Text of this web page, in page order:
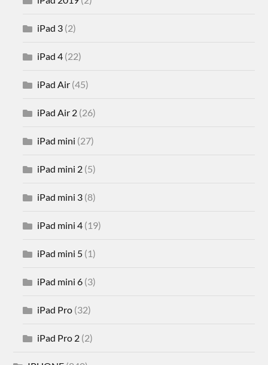
iPad 3 (2)
iPad 4 (22)
iPad Air (45)
iPad Air 2 (26)
iPad mini (27)
iPad mini 2 (5)
iPad mini 3 (8)
iPad mini 4 (19)
iPad mini 5 (1)
iPad mini 6 (3)
iPad Pro (32)
iPad Pro 2 (2)